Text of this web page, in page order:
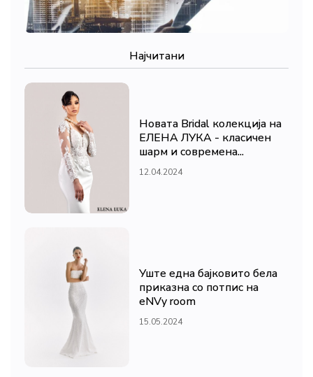
Најчитани
Новата Bridal колекција на
ЕЛЕНА ЛУКА - класичен
шарм и современа...
12.04.2024
Уште една бајковито бела
приказна со потпис на
eNVy room
15.05.2024